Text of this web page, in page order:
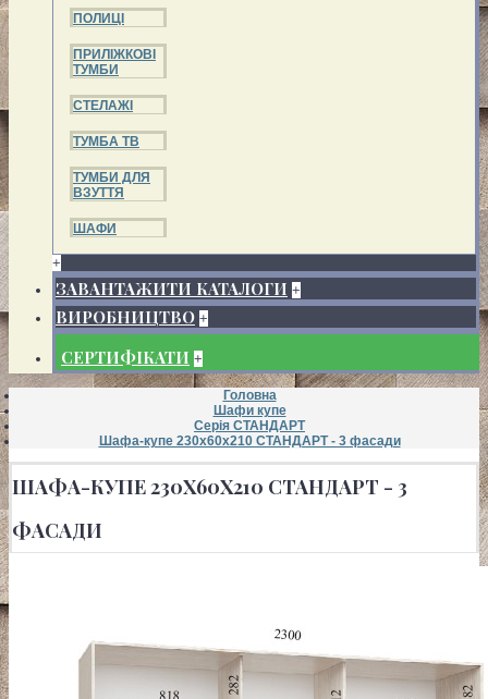
ПОЛИЦІ
ПРИЛІЖКОВІ
ТУМБИ
СТЕЛАЖІ
ТУМБА ТВ
ТУМБИ ДЛЯ
ВЗУТТЯ
ШАФИ
+
ЗАВАНТАЖИТИ КАТАЛОГИ +
ВИРОБНИЦТВО +
СЕРТИФІКАТИ +
Головна
Шафи купе
Серія СТАНДАРТ
Шафа-купе 230х60х210 СТАНДАРТ - 3 фасади
ШАФА-КУПЕ 230Х60Х210 СТАНДАРТ - 3
ФАСАДИ